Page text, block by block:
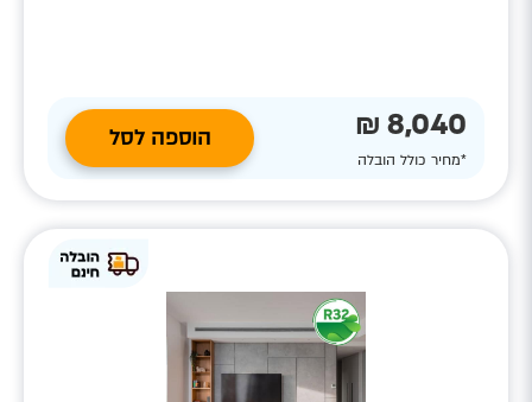
8,040 ₪
*מחיר כולל הובלה
הוספה לסל